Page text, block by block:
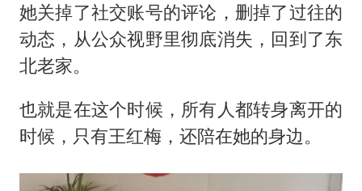
她关掉了社交账号的评论，删掉了过往的
动态，从公众视野里彻底消失，回到了东
北老家。
也就是在这个时候，所有人都转身离开的
时候，只有王红梅，还陪在她的身边。